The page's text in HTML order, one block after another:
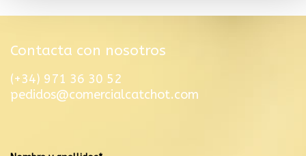
Contacta con nosotros
(+34) 971 36 30 52
pedidos@comercialcatchot.com